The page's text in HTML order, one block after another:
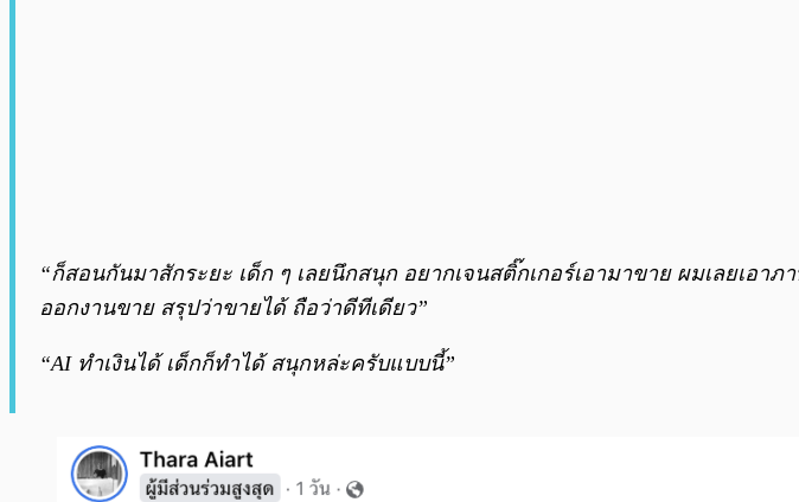
“ก็สอนกันมาสักระยะ เด็ก ๆ เลยนึกสนุก อยากเจนสติ๊กเกอร์เอามาขาย ผมเลยเอาภ
ออกงานขาย สรุปว่าขายได้ ถือว่าดีทีเดียว”
“AI ทำเงินได้ เด็กก็ทำได้ สนุกหล่ะครับแบบนี้”